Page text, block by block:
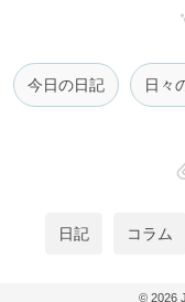
今日の日記 日々
日記 コラム
© 2026